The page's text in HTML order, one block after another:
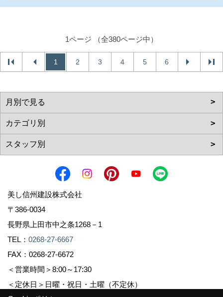
1ページ （全380ページ中）
1 2 3 4 5 6
美し信州建設株式会社
〒386-0034
長野県上田市中之条1268－1
TEL： 0268-27-6667
FAX：0268-27-6672
＜営業時間＞8:00～17:30
＜定休日＞日曜・祝日・土曜（不定休）